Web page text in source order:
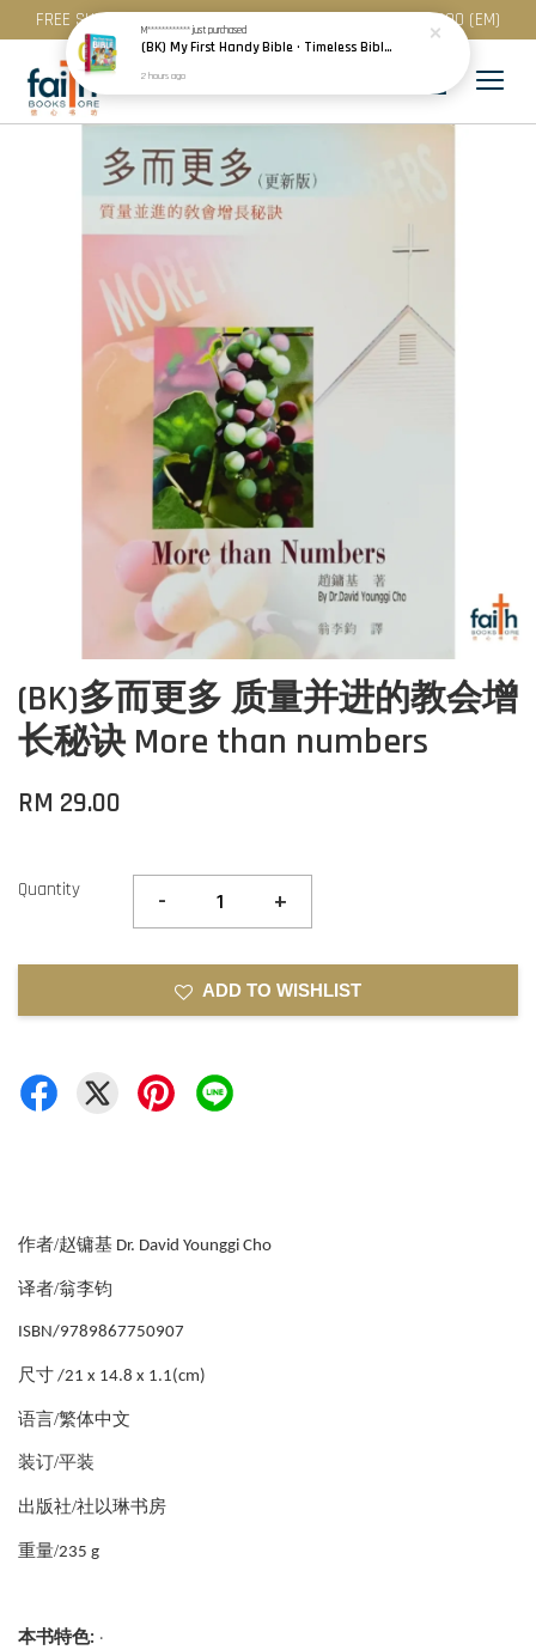
FREE SHIPPING for purchase above RM 200 (WM) / RM 300 (EM)
(BK)多而更多 质量并进的教会增
长秘诀 More than numbers
RM 29.00
Quantity - +
ADD TO WISHLIST
作者/赵镛基 Dr. David Younggi Cho
译者/翁李钧
ISBN/9789867750907
尺寸 /21 x 14.8 x 1.1(cm)
语言/繁体中文
装订/平装
出版社/社以琳书房
重量/235 g
本书特色: ‧
M************just purchased
(BK) My First Handy Bible · Timeless Bible Stories for Toddlers · Children · Scandinavia
2 hours ago